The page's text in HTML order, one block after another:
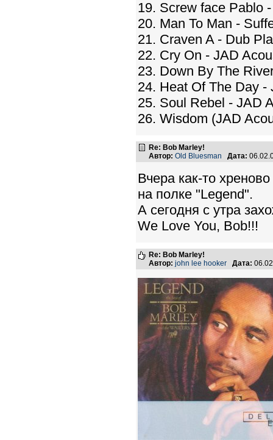
19. Screw face Pablo
20. Man To Man -
21. Craven A - Dub
22. Cry On - JAD
23. Down By The
24. Heat Of The Day
25. Soul Rebel - JAD
26. Wisdom (JAD
Re: Bob Marley!
Автор: Old Bluesman Дата:
Вчера как-то
на полке "Legend".
А сегодня с утра
We Love You, Bob!!!
Re: Bob Marley!
Автор: john lee hooker Дата: